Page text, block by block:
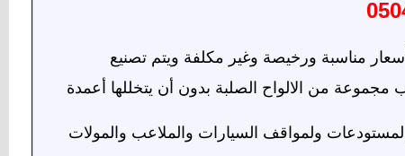
مناسبة ورخيصة وغير مكلفة ويتم تصنيع
مجموعة من الالواح الصلبة بدون أن يتخللها أعمدة
ولمواقف السيارات والملاعب والمولات